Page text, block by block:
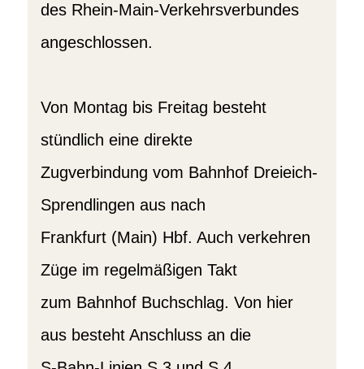
des Rhein-Main-Verkehrsverbundes
angeschlossen.
Von Montag bis Freitag besteht
stündlich eine direkte
Zugverbindung vom Bahnhof Dreieich-
Sprendlingen aus nach
Frankfurt (Main) Hbf. Auch verkehren
Züge im regelmäßigen Takt
zum Bahnhof Buchschlag. Von hier
aus besteht Anschluss an die